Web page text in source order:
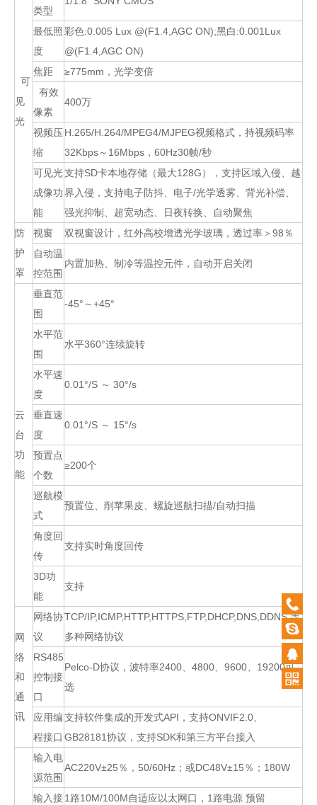
可
见
光
类型
最低照
度
彩色:0.005 Lux @(F1.4,AGC ON);黑白:0.001Lux
@(F1.4,AGC ON)
焦距
≥775mm，光学变倍
有效
像素
400万
视频压
缩
H.265/H.264/MPEG4/MJPEG视频格式，持视频码率
32Kbps～16Mbps，60Hz30帧/秒
可见光
成像功
能
支持SD卡本地存储（最大128G），支持区域入侵、越
界入侵，支持电子防抖、电子/光学透雾、背光补偿、
强光抑制、超宽动态、日夜转换、自动聚焦
防
护
罩
视窗
双视窗设计，红外高校增透光学玻璃，透过率＞98％
自动温
控范围
内置加热、制冷等温控元件，自动开启关闭
云
台
功
能
垂直范
围
-45°～+45°
水平范
围
水平360°连续旋转
水平速
度
0.01°/S ～ 30°/s
垂直速
度
0.01°/S ～ 15°/s
预置点
个数
≥200个
巡航模
式
预置位、削苹果皮、螺旋巡航扫描/自动扫描
角度回
传
支持实时角度回传
3D功
能
支持
网
络
和
通
讯
网络协
议
TCP/IP,ICMP,HTTP,HTTPS,FTP,DHCP,DNS,DDNS,等
多种网络协议
RS485
控制接
口
Pelco-D协议，波特率2400、4800、9600、19200可
选
应用编
程接口
支持软件集成的开发式API，支持ONVIF2.0、
GB28181协议，支持SDK和第三方平台接入
输入电
源范围
AC220V±25％，50/60Hz；或DC48V±15％；180W
输入接1路10M/100M自适应以太网口，1路电源 预留
0532-